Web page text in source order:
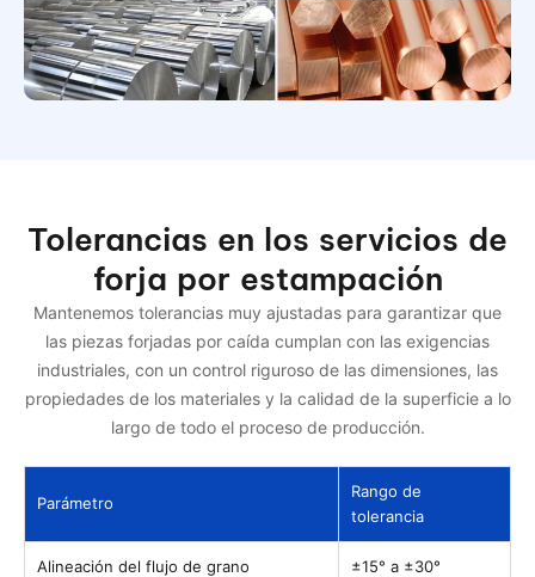
Tolerancias en los servicios de
forja por estampación
Mantenemos tolerancias muy ajustadas para garantizar que
las piezas forjadas por caída cumplan con las exigencias
industriales, con un control riguroso de las dimensiones, las
propiedades de los materiales y la calidad de la superficie a lo
largo de todo el proceso de producción.
Parámetro
Rango de
tolerancia
Alineación del flujo de grano ±15° a ±30°